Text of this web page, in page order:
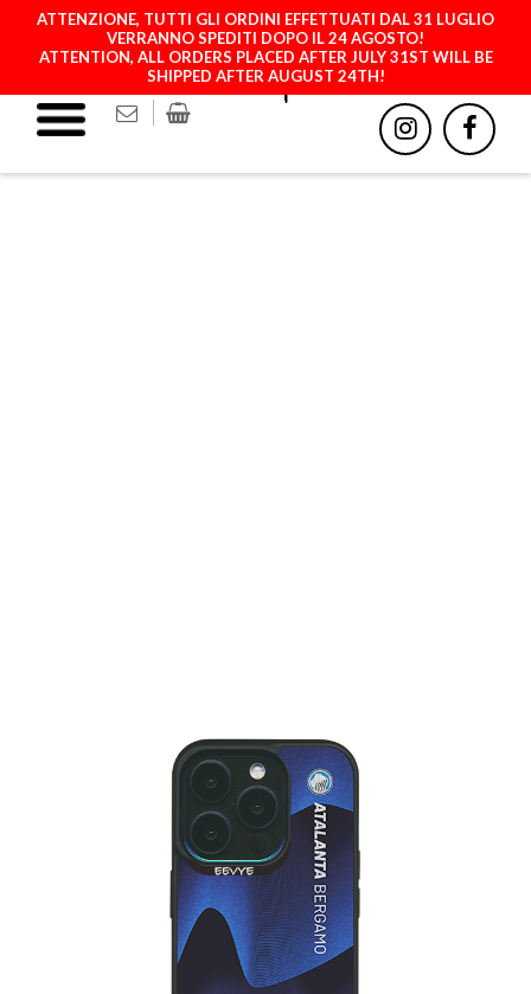
ATTENZIONE, TUTTI GLI ORDINI EFFETTUATI DAL 31 LUGLIO
VERRANNO SPEDITI DOPO IL 24 AGOSTO!
ATTENTION, ALL ORDERS PLACED AFTER JULY 31ST WILL BE
SHIPPED AFTER AUGUST 24TH!